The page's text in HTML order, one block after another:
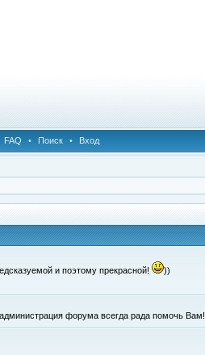
FAQ • Поиск • Вход
и поэтому прекрасной!
))
форума всегда рада помочь Вам!